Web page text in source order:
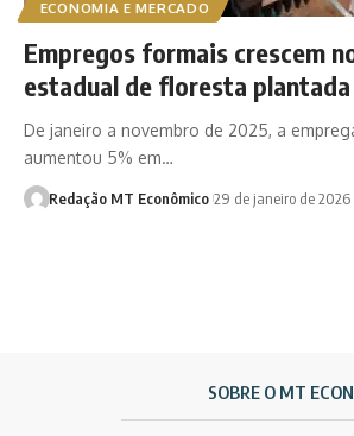
ECONOMIA E MERCADO
Empregos formais crescem
estadual de floresta plantada
De janeiro a novembro de 2025, a
aumentou 5% em…
Redação MT Econômico 29 de janeiro de 2026
SOBRE O MT